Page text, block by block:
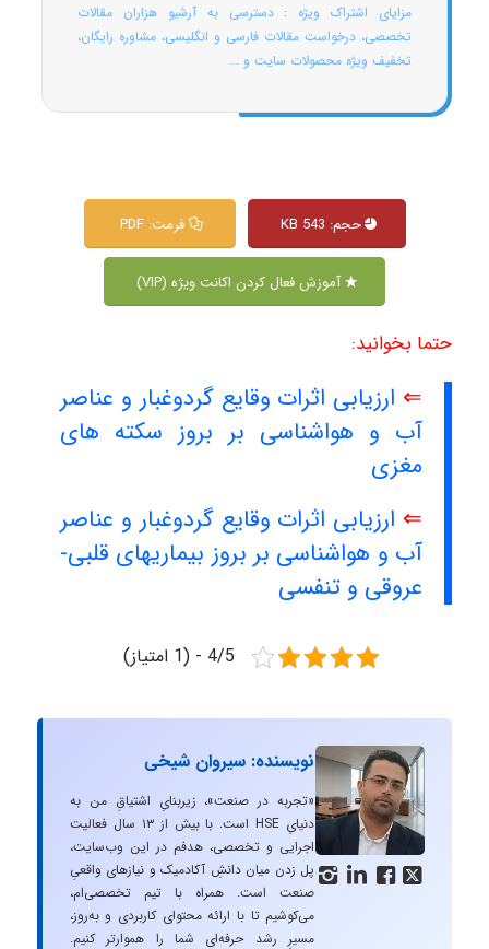
مزایای اشتراک ویژه : دسترسی به آرشیو هزاران مقالات
تخصصی، درخواست مقالات فارسی و انگلیسی، مشاوره رایگان،
تخفیف ویژه محصولات سایت و ...
حجم: 543 KB فرمت: PDF
آموزش فعال کردن اکانت ویژه (VIP)
حتما بخوانید:
⇐ ارزیابی اثرات وقایع گردوغبار و عناصر
آب و هواشناسی بر بروز سکته های
مغزی
⇐ ارزیابی اثرات وقایع گردوغبار و عناصر
آب و هواشناسی بر بروز بیماریهای قلبی-
عروقی و تنفسی
4/5 - (1 امتیاز)
   
نویسنده: سیروان شیخی
«تجربه در صنعت»، زیربنایِ اشتیاقِ من به
دنیایِ HSE است. با بیش از ۱۳ سال فعالیت
اجرایی و تخصصی، هدفم در این وب‌سایت،
پل زدن میان دانشِ آکادمیک و نیازهای واقعیِ
صنعت است. همراه با تیم تخصصی‌ام،
می‌کوشیم تا با ارائه محتوای کاربردی و به‌روز،
مسیرِ رشد حرفه‌ای شما را هموارتر کنیم.